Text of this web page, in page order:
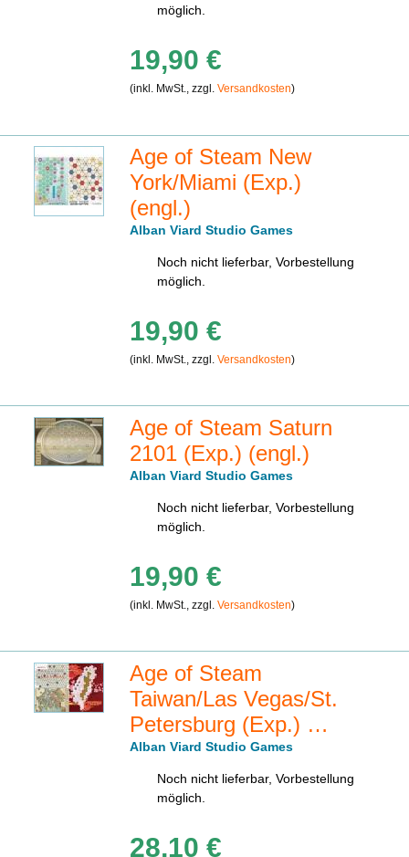
möglich.
19,90 €
(inkl. MwSt., zzgl.Versandkosten)
Age of Steam New
York/Miami (Exp.)
(engl.)
Alban Viard Studio Games
Noch nicht lieferbar, Vorbestellung
möglich.
19,90 €
(inkl. MwSt., zzgl.Versandkosten)
Age of Steam Saturn
2101 (Exp.) (engl.)
Alban Viard Studio Games
Noch nicht lieferbar, Vorbestellung
möglich.
19,90 €
(inkl. MwSt., zzgl.Versandkosten)
Age of Steam
Taiwan/Las Vegas/St.
Petersburg (Exp.) …
Alban Viard Studio Games
Noch nicht lieferbar, Vorbestellung
möglich.
28,10 €